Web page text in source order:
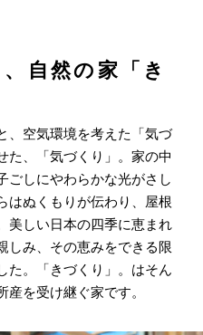
自然の家「き
、空気環境を考えた「気づ
た、「気づくり」。家の中
ごしにやわらかな光がさし
はぬくもりが伝わり、屋根
美しい日本の四季に恵まれ
しみ、その恵みをできる限
た。「きづくり」。はそん
を受け継ぐ家です。